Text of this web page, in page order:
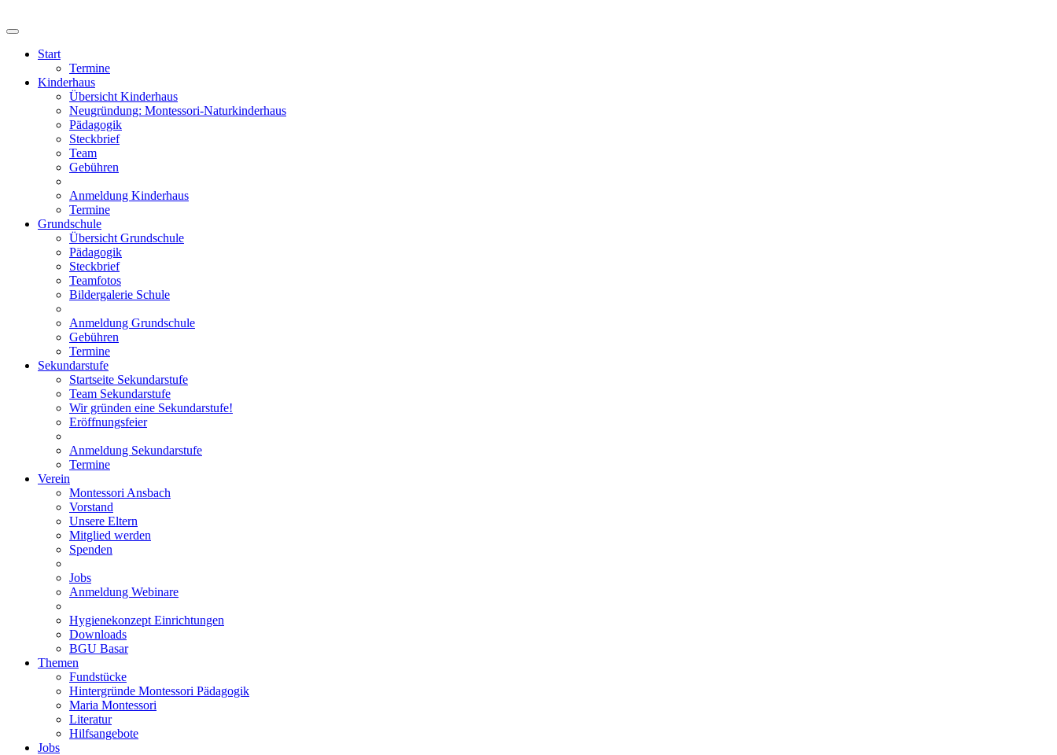
Start
Termine
Kinderhaus
Übersicht Kinderhaus
Neugründung: Montessori-Naturkinderhaus
Pädagogik
Steckbrief
Team
Gebühren
Anmeldung Kinderhaus
Termine
Grundschule
Übersicht Grundschule
Pädagogik
Steckbrief
Teamfotos
Bildergalerie Schule
Anmeldung Grundschule
Gebühren
Termine
Sekundarstufe
Startseite Sekundarstufe
Team Sekundarstufe
Wir gründen eine Sekundarstufe!
Eröffnungsfeier
Anmeldung Sekundarstufe
Termine
Verein
Montessori Ansbach
Vorstand
Unsere Eltern
Mitglied werden
Spenden
Jobs
Anmeldung Webinare
Hygienekonzept Einrichtungen
Downloads
BGU Basar
Themen
Fundstücke
Hintergründe Montessori Pädagogik
Maria Montessori
Literatur
Hilfsangebote
Jobs